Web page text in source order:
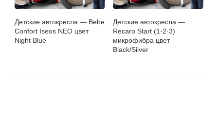
Детские автокресла — Bebe
Confort Iseos NEO цвет
Night Blue
Детские автокресла —
Recaro Start (1-2-3)
микрофибра цвет
Black/Silver